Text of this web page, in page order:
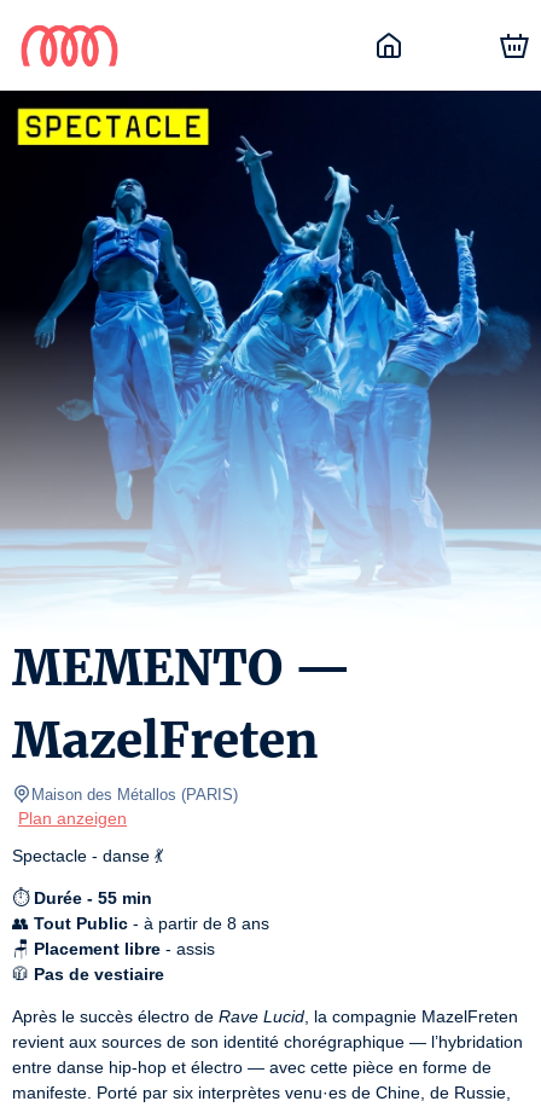
MEMENTO —
MazelFreten
Maison des Métallos (PARIS)
Plan anzeigen
Spectacle - danse 💃
⏱️ Durée - 55 min
👥 Tout Public - à partir de 8 ans
🪑 Placement libre - assis
🧥 Pas de vestiaire
Après le succès électro de Rave Lucid , la compagnie MazelFreten
revient aux sources de son identité chorégraphique — l’hybridation
entre danse hip-hop et électro — avec cette pièce en forme de
manifeste. Porté par six interprètes venu·es de Chine, de Russie,